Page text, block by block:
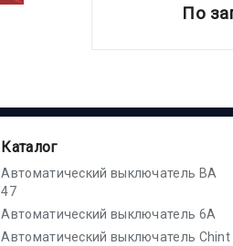
По
Каталог
Автоматический выключатель ВА
47
Автоматический выключатель 6А
Автоматический выключатель Chint